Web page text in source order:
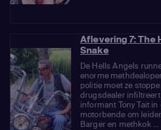
Aflevering 7: The
Snake
De Hells Angels
enorme
politie moet ze
drugsdealer
informant Tony Tait
motorbende om
Barger en methkok ...